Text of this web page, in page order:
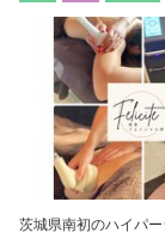
茨城県南初のハイパ